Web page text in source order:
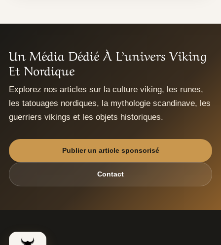
Un Média Dédié À L’univers Viking
Et Nordique
Explorez nos articles sur la culture viking, les runes,
les tatouages nordiques, la mythologie scandinave, les
guerriers vikings et les objets historiques.
Publier un article sponsorisé
Contact